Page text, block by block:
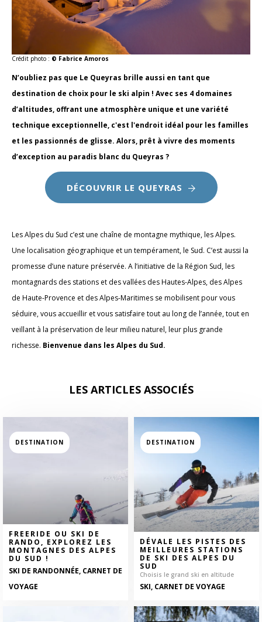
Crédit photo : © Fabrice Amoros
N’oubliez pas que Le Queyras brille aussi en tant que
destination de choix pour le ski alpin ! Avec ses 4 domaines
d’altitudes, offrant une atmosphère unique et une variété
technique exceptionnelle, c'est l'endroit idéal pour les familles
et les passionnés de glisse. Alors, prêt à vivre des moments
d’exception au paradis blanc du Queyras ?
DÉCOUVRIR LE QUEYRAS
Les Alpes du Sud c’est une chaîne de montagne mythique, les Alpes.
Une localisation géographique et un tempérament, le Sud. C’est aussi la
promesse d’une nature préservée. A l’initiative de la Région Sud, les
montagnards des stations et des vallées des Hautes-Alpes, des Alpes
de Haute-Provence et des Alpes-Maritimes se mobilisent pour vous
séduire, vous accueillir et vous satisfaire tout au long de l’année, tout en
veillant à la préservation de leur milieu naturel, leur plus grande
richesse. Bienvenue dans les Alpes du Sud.
LES ARTICLES ASSOCIÉS
FREERIDE OU SKI DE
RANDO, EXPLOREZ LES
MONTAGNES DES ALPES
DU SUD !
SKI DE RANDONNÉE, CARNET DE
VOYAGE
DESTINATION
DÉVALE LES PISTES DES
MEILLEURES STATIONS
DE SKI DES ALPES DU
SUD
Choisis le grand ski en altitude
SKI, CARNET DE VOYAGE
DESTINATION